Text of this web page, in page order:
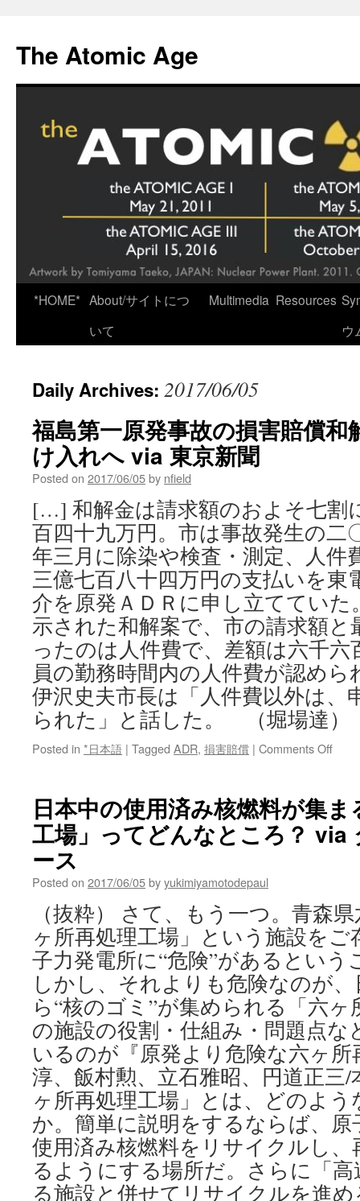
content
The Atomic Age
*HOME* About/サイトにつ
いて
Multimedia Resources
ウ
Daily Archives: 2017/06/05
福島第一原発事故の損害賠償
け入れへ via 東京新聞
Posted on 2017/06/05by nfield
[…] 和解金は請求額のおよそ七割
百四十九万円。市は事故発生の二
年三月に除染や検査・測定、人件
三億七百八十四万円の支払いを東
介を原発ＡＤＲに申し立ててい
示された和解案で、市の請求額
ったのは人件費で、差額は六千六
員の勤務時間内の人件費が認め
伊沢史夫市長は「人件費以外は、
られた」と話した。 （堀場達
Posted in *日本語 | Tagged ADR, 損害賠償 | Comments Offon
第
一
原
発
損
害
賠
償
和
解
案
白
井
市
が
受
け
入
れ
へ
via
東
日本中の使用済み核燃料が集
工場」ってどんなところ？ via
ース
Posted on 2017/06/05byyukimiyamotodepaul
（抜粋） さて、もう一つ。青森
ヶ所再処理工場」という施設を
子力発電所に“危険”があるという
しかし、それよりも危険なのが
ら“核のゴミ”が集められる「六
の施設の役割・仕組み・問題点
いるのが『原発より危険な六ヶ所
淳、飯村勲、立石雅昭、円道正三
ヶ所再処理工場」とは、どのよ
か。簡単に説明をするならば、
使用済み核燃料をリサイクルし
るようにする場所だ。さらに「
る施設と併せてリサイクルを進